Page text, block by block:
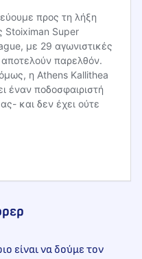
προς τη λήξη
Stoiximan Super
με 29 αγωνιστικές
παρελθόν.
η Athens Kallithea
έναν ποδοσφαιριστή
και δεν έχει ούτε
είναι να δούμε τον